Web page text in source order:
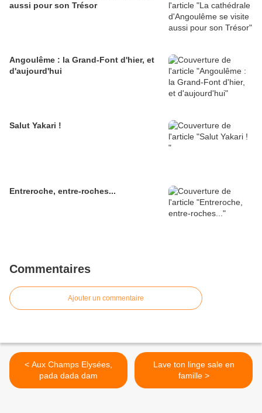
aussi pour son Trésor
Angoulême : la Grand-Font d'hier, et
d'aujourd'hui
Salut Yakari !
Entreroche, entre-roches...
Commentaires
Ajouter un commentaire
< Aux Champs Elysées,
pada dada dam
Lave ton linge sale en
famille >